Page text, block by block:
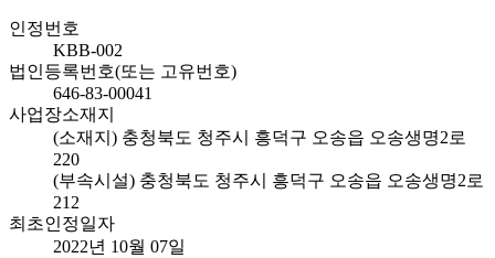
인정번호
KBB-002
법인등록번호(또는 고유번호)
646-83-00041
사업장소재지
(소재지) 충청북도 청주시 흥덕구 오송읍 오송생명2로
220
(부속시설) 충청북도 청주시 흥덕구 오송읍 오송생명2로
212
최초인정일자
2022년 10월 07일